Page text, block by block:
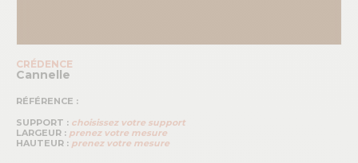
CRÉDENCE
Cannelle
RÉFÉRENCE :
SUPPORT : choisissez votre support
LARGEUR : prenez votre mesure
HAUTEUR : prenez votre mesure